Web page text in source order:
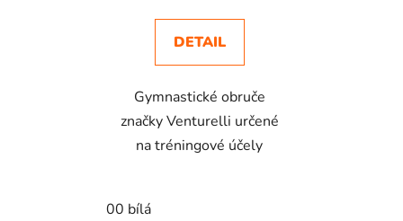
DETAIL
Gymnastické obruče
značky Venturelli určené
na tréningové účely
00 bílá